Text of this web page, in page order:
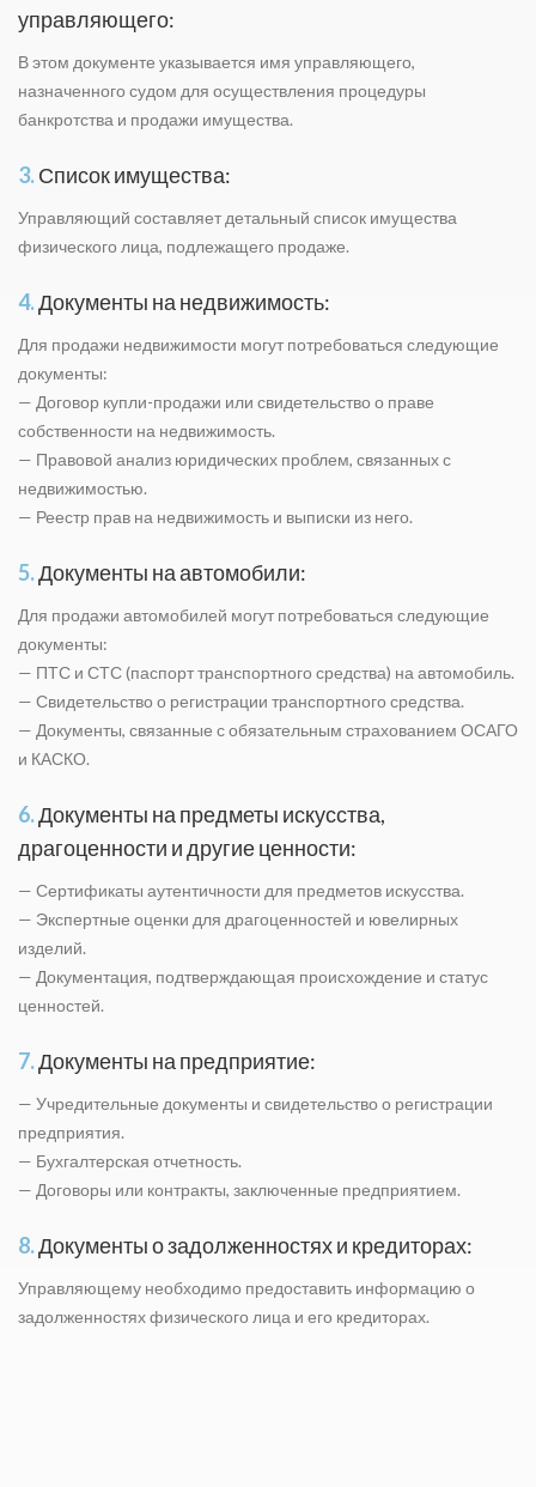
управляющего:
В этом документе указывается имя управляющего,
назначенного судом для осуществления процедуры
банкротства и продажи имущества.
3.Список имущества:
Управляющий составляет детальный список имущества
физического лица, подлежащего продаже.
4.Документы на недвижимость:
Для продажи недвижимости могут потребоваться следующие
документы:
— Договор купли-продажи или свидетельство о праве
собственности на недвижимость.
— Правовой анализ юридических проблем, связанных с
недвижимостью.
— Реестр прав на недвижимость и выписки из него.
5.Документы на автомобили:
Для продажи автомобилей могут потребоваться следующие
документы:
— ПТС и СТС (паспорт транспортного средства) на автомобиль.
— Свидетельство о регистрации транспортного средства.
— Документы, связанные с обязательным страхованием ОСАГО
и КАСКО.
6.Документы на предметы искусства,
драгоценности и другие ценности:
— Сертификаты аутентичности для предметов искусства.
— Экспертные оценки для драгоценностей и ювелирных
изделий.
— Документация, подтверждающая происхождение и статус
ценностей.
7.Документы на предприятие:
— Учредительные документы и свидетельство о регистрации
предприятия.
— Бухгалтерская отчетность.
— Договоры или контракты, заключенные предприятием.
8.Документы о задолженностях и кредиторах:
Управляющему необходимо предоставить информацию о
задолженностях физического лица и его кредиторах.